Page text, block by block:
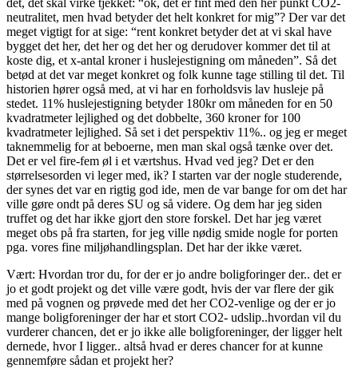
neutralitet, men hvad betyder det helt konkret for mig”? Der var det
meget vigtigt for at sige: “rent konkret betyder det at vi skal have
bygget det her, det her og det her og derudover kommer det til at
koste dig, et x-antal kroner i huslejestigning om måneden”. Så det
betød at det var meget konkret og folk kunne tage stilling til det. Til
historien hører også med, at vi har en forholdsvis lav husleje på
stedet. 11% huslejestigning betyder 180kr om måneden for en 50
kvadratmeter lejlighed og det dobbelte, 360 kroner for 100
kvadratmeter lejlighed. Så set i det perspektiv 11%.. og jeg er meget
taknemmelig for at beboerne, men man skal også tænke over det.
Det er vel fire-fem øl i et værtshus. Hvad ved jeg? Det er den
størrelsesorden vi leger med, ik? I starten var der nogle studerende,
der synes det var en rigtig god ide, men de var bange for om det har
ville gøre ondt på deres SU og så videre. Og dem har jeg siden
truffet og det har ikke gjort den store forskel. Det har jeg været
meget obs på fra starten, for jeg ville nødig smide nogle for porten
pga. vores fine miljøhandlingsplan. Det har der ikke været.
Vært: Hvordan tror du, for der er jo andre boligforinger der.. det er
jo et godt projekt og det ville være godt, hvis der var flere der gik
med på vognen og prøvede med det her CO2-venlige og der er jo
mange boligforeninger der har et stort CO2- udslip..hvordan vil du
vurderer chancen, det er jo ikke alle boligforeninger, der ligger helt
dernede, hvor I ligger.. altså hvad er deres chancer for at kunne
gennemføre sådan et projekt her?